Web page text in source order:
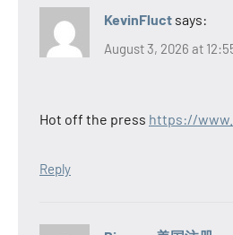
KevinFluct says:
August 3, 2026 at
Hot off the press https://
Reply